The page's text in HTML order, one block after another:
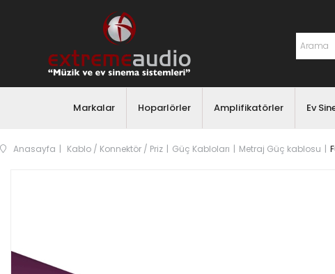
Markalar Hoparlörler Amplifikatörler Ev
Anasayfa Kablo / Konnektör / Priz Güç Kabloları Metraj Güç kablosu